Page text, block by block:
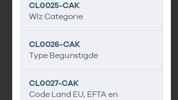
CL0025-CAK
Wlz Categorie
CL0026-CAK
Type Begunstigde
CL0027-CAK
Code Land EU, EFTA en